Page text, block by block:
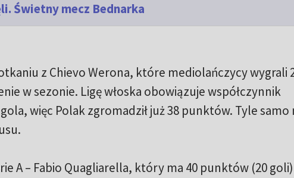
Świetny mecz Bednarka
z Chievo Werona, które mediolańczycy wygrali
w sezonie. Ligę włoska obowiązuje współczynnik
więc Polak zgromadził już 38 punktów. Tyle samo
A – Fabio Quagliarella, który ma 40 punktów (20